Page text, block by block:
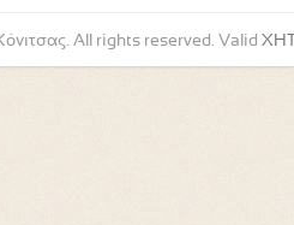
All rights reserved. Valid